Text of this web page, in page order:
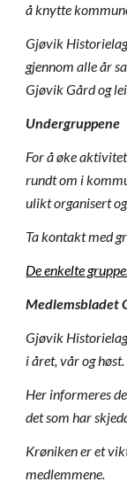
å knytte
Gjøvik
gjennom alle år
Gjøvik Gård og
Undergruppene
For å øke
rundt om i
ulikt organisert
Ta kontakt med
De enkelte
Medlemsbladet
Gjøvik
i året, vår og høst.
Her informeres
det som har
Krøniken er et
medlemmene.